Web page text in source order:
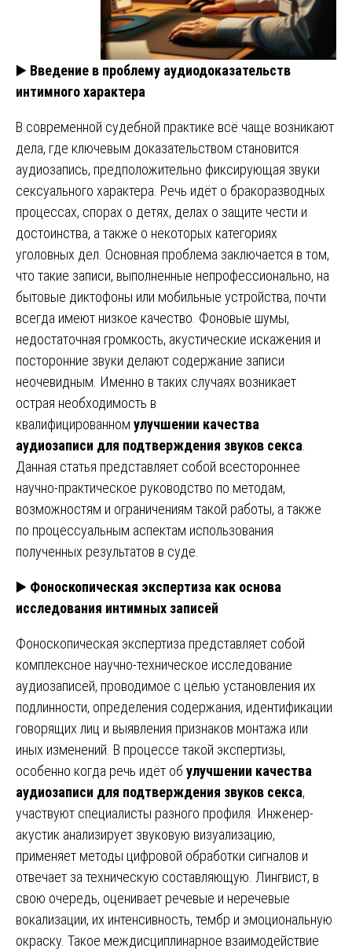
▶️ Введение в проблему аудиодоказательств
интимного характера
В современной судебной практике всё чаще возникают
дела, где ключевым доказательством становится
аудиозапись, предположительно фиксирующая звуки
сексуального характера. Речь идёт о бракоразводных
процессах, спорах о детях, делах о защите чести и
достоинства, а также о некоторых категориях
уголовных дел. Основная проблема заключается в том,
что такие записи, выполненные непрофессионально, на
бытовые диктофоны или мобильные устройства, почти
всегда имеют низкое качество. Фоновые шумы,
недостаточная громкость, акустические искажения и
посторонние звуки делают содержание записи
неочевидным. Именно в таких случаях возникает
острая необходимость в
квалифицированном улучшении качества
аудиозаписи для подтверждения звуков секса
Данная статья представляет собой всестороннее
научно-практическое руководство по методам,
возможностям и ограничениям такой работы, а также
по процессуальным аспектам использования
полученных результатов в суде.
▶️ Фоноскопическая экспертиза как основа
исследования интимных записей
Фоноскопическая экспертиза представляет собой
комплексное научно-техническое исследование
аудиозаписей, проводимое с целью установления их
подлинности, определения содержания, идентификации
говорящих лиц и выявления признаков монтажа или
иных изменений. В процессе такой экспертизы,
особенно когда речь идёт об улучшении качества
аудиозаписи для подтверждения звуков секса,
участвуют специалисты разного профиля. Инженер-
акустик анализирует звуковую визуализацию,
применяет методы цифровой обработки сигналов и
отвечает за техническую составляющую. Лингвист, в
свою очередь, оценивает речевые и неречевые
вокализации, их интенсивность, тембр и эмоциональную
окраску. Такое междисциплинарное взаимодействие